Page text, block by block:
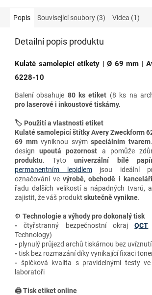
Popis Související soubory (3) Videa (1)
Detailní popis produktu
Kulaté samolepicí etikety | Ø 69 mm |
6228-10
Balení obsahuje 80 ks etiket (8 ks na
pro laserové i inkoustové tiskárny.
🏷️ Použití a vlastnosti etiket
Kulaté samolepicí štítky Avery Zweckform
69 mmvyniknou svýmspeciálním tvarem
designupoutá pozornost a pomůže
produktu. Tytouniverzální bílé
permanentním lepidlemjsou ideální
označování vevýrobě, obchodě i kanceláři
řadu dalších velikostí a nápadných tvarů,
zajistit, že váš produkt skutečně vynikne.
⚙️ Technologie a výhodypro dokonalý tisk
-čtyřstranný bezpečnostní okraj QCT
Technology)
- plynulý průjezd archů tiskárnou bez uvíznutí
-tisk bez rozmazání díky vynikající fixaci
- špičková kvalita s pravidelnými testy
laboratoři
🖨️ Tisk etiket online